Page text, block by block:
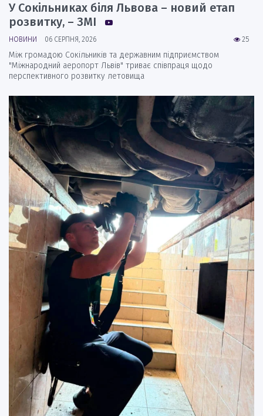
У Сокільниках біля Львова – новий етап
розвитку, – ЗМІ
25
НОВИНИ 06 СЕРПНЯ, 2026
Між громадою Сокільників та державним підприємством
"Міжнародний аеропорт Львів" триває співпраця щодо
перспективного розвитку летовища